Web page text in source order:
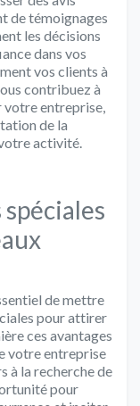
de témoignages
les décisions
dans vos
vos clients à
contribuez à
votre entreprise,
de la
activité.
de mettre
pour attirer
ces avantages
votre entreprise
à la recherche de
pour